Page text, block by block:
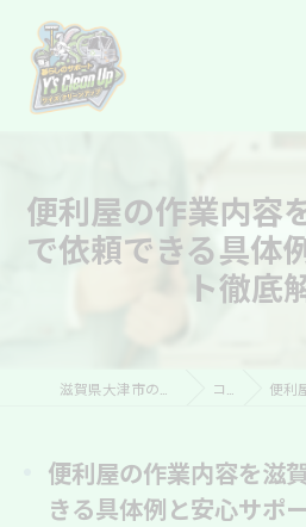
便利屋の作業内容
で依頼できる具体
ト徹底
コラム 便利屋の
便利屋の作業内容を滋
きる具体例と安心サポ